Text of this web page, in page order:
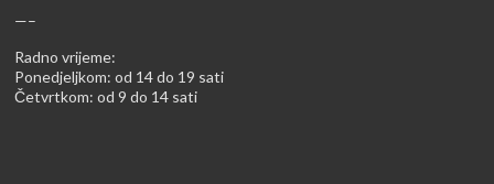
—–
Radno vrijeme:
Ponedjeljkom: od 14 do 19 sati
Četvrtkom: od 9 do 14 sati